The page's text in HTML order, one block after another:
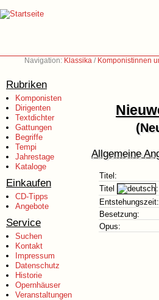
Navigation: Klassika / Komponistinnen
Rubriken
Komponisten
Dirigenten
Textdichter
Gattungen
Begriffe
Tempi
Jahrestage
Kataloge
Einkaufen
CD-Tipps
Angebote
Service
Suchen
Kontakt
Impressum
Datenschutz
Historie
Opernhäuser
Veranstaltungen
Allgemeine
Titel:
Titel
:
Entstehungszeit:
Besetzung:
Opus: